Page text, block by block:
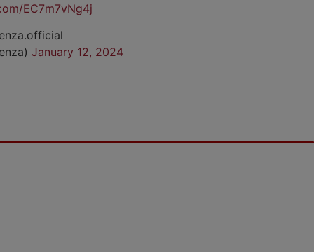
EC7m7vNg4j
January 12, 2024